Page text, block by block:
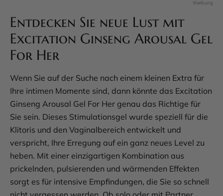
Entdecken Sie neue Lust mit
Excitation Ginseng Arousal Gel
For Her
Wenn Sie auf der Suche nach einem kleinen Extra für
Ihre intimen Momente sind, dann könnte das Excitation
Ginseng Arousal Gel For Her genau das Richtige für
Sie sein. Dieses Stimulationsgel wurde speziell für die
Klitoris und den Vaginalbereich entwickelt und
verspricht, Ihre Erregung auf ein ganz neues Level zu
heben. Mit einer einzigartigen Kombination aus
prickelnden, pulsierenden und wärmenden Effekten
sorgt es für intensive Empfindungen, die Sie so schnell